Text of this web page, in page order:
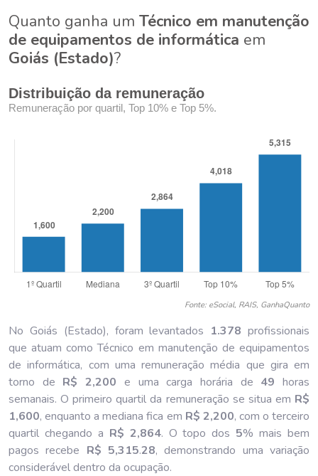
Quanto ganha um Técnico em manutenção
de equipamentos de informática em
Goiás (Estado)?
Distribuição da remuneração
Remuneração por quartil, Top 10% e Top 5%.
Fonte: eSocial, RAIS, GanhaQuanto
No Goiás (Estado), foram levantados 1.378 profissionais
que atuam como Técnico em manutenção de equipamentos
de informática, com uma remuneração média que gira em
torno de R$ 2,200 e uma carga horária de 49 horas
semanais. O primeiro quartil da remuneração se situa em R$
1,600, enquanto a mediana fica em R$ 2,200, com o terceiro
quartil chegando a R$ 2,864. O topo dos 5% mais bem
pagos recebe R$ 5,315.28, demonstrando uma variação
considerável dentro da ocupação.